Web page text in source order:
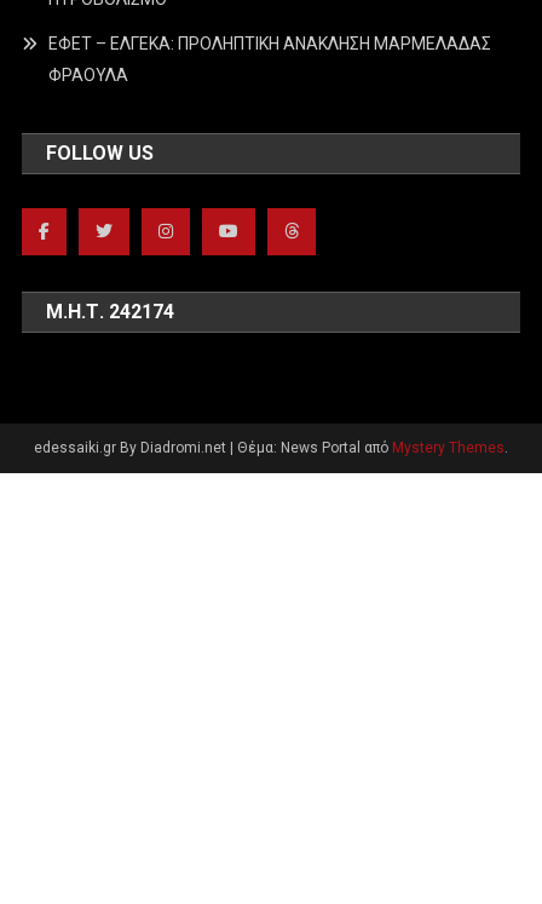
ΕΦΕΤ – ΕΛΓΕΚΑ: ΠΡΟΛΗΠΤΙΚΗ ΑΝΑΚΛΗΣΗ ΜΑΡΜΕΛΑΔΑΣ
ΦΡΑΟΥΛΑ
FOLLOW US
Μ.Η.Τ. 242174
edessaiki.gr By Diadromi.net Θέμα: News Portal από Mystery Themes.